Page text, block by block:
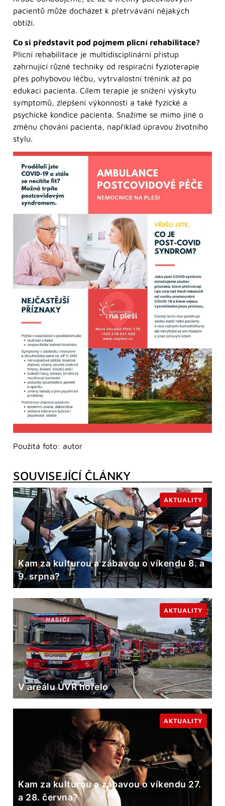
pacientů může docházet k přetrvávání nějakých
obtíží.
Co si představit pod pojmem plicní rehabilitace?
Plicní rehabilitace je multidisciplinární přístup
zahrnující různé techniky od respirační fyzioterapie
přes pohybovou léčbu, vytrvalostní trénink až po
edukaci pacienta. Cílem terapie je snížení výskytu
symptomů, zlepšení výkonnosti a také fyzické a
psychické kondice pacienta. Snažíme se mimo jiné o
změnu chování pacienta, například úpravou životního
stylu.
Použitá foto: autor
SOUVISEJÍCÍ ČLÁNKY
Kam za kulturou a zábavou o víkendu 8. a
9. srpna?
AKTUALITY
V areálu ÚVR hořelo
AKTUALITY
Kam za kulturou a zábavou o víkendu 27.
a 28. června?
AKTUALITY